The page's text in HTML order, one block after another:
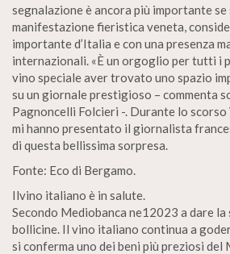
segnalazione è ancora più importante se
manifestazione fieristica veneta,
importante d’Italia e con una presenza
internazionali. «È un orgoglio per tutti i
vino speciale aver trovato uno spazio
su un giornale prestigioso – commenta
Pagnoncelli Folcieri -. Durante lo
mi hanno presentato il giornalista
di questa bellissima sorpresa.
Fonte: Eco di Bergamo.
Ilvino italiano è in salute.
Secondo Mediobanca ne12023 a dare
bollicine. Il vino italiano continua a
si conferma uno dei beni più preziosi del